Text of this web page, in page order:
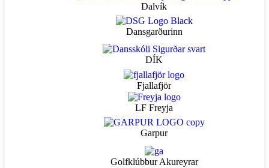
Dalvík
Dansgarðurinn
DÍK
Fjallafjör
LF Freyja
Garpur
Golfklúbbur Akureyrar